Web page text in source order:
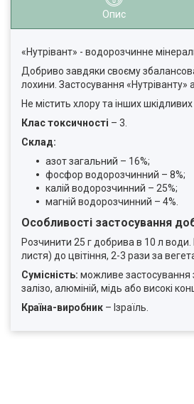
Опис
«Нутрівант» - водорозчинне
Добриво завдяки своєму
лохини. Застосування «Нутріванту»
Не містить хлору та інших
Клас токсичності – 3.
Склад:
азот загальний – 16%;
фосфор водорозчинний – 8%;
калій водорозчинний – 25%;
магній водорозчинний – 4%.
Особливості застосування
Розчинити 25 г добрива в 10 л води.
листя) до цвітіння, 2-3 рази за
Сумісність: можливе застосування
залізо, алюміній, мідь або високі
Країна-виробник – Ізраїль.